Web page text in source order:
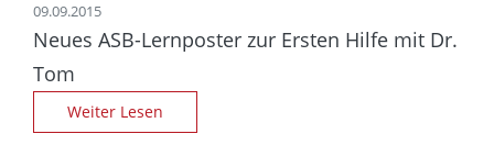
09.09.2015
Neues ASB-Lernposter zur Ersten Hilfe mit Dr.
Tom
Weiter Lesen